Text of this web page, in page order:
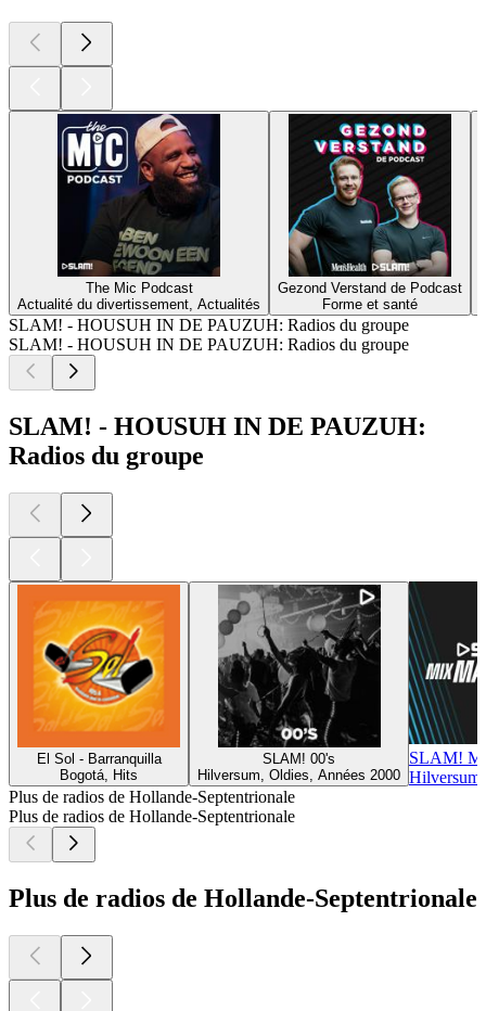
The Mic Podcast
Actualité du divertissement, Actualités
Gezond Verstand de Podcast
Forme et santé
SLAM! - HOUSUH IN DE PAUZUH: Radios du groupe
SLAM! - HOUSUH IN DE PAUZUH: Radios du groupe
SLAM! - HOUSUH IN DE PAUZUH:
Radios du groupe
El Sol - Barranquilla
Bogotá, Hits
SLAM! 00's
Hilversum, Oldies, Années 2000
SLAM!
Plus de radios de Hollande-Septentrionale
Plus de radios de Hollande-Septentrionale
Plus de radios de Hollande-Septentrionale